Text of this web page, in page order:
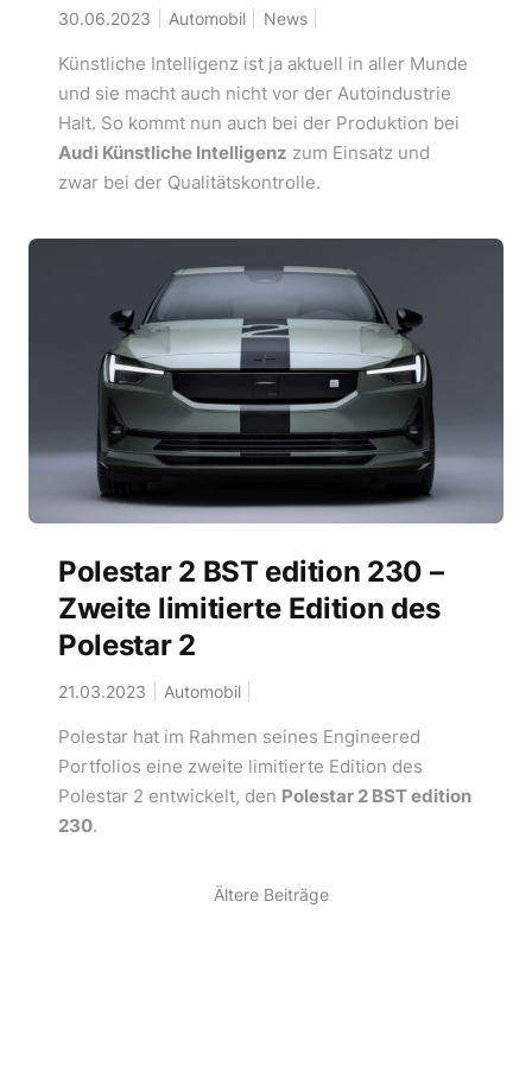
30.06.2023 Automobil News
Künstliche Intelligenz ist ja aktuell in aller Munde
und sie macht auch nicht vor der Autoindustrie
Halt. So kommt nun auch bei der Produktion bei
Audi Künstliche Intelligenz zum Einsatz und
zwar bei der Qualitätskontrolle.
Polestar 2 BST edition 230 –
Zweite limitierte Edition des
Polestar 2
21.03.2023 Automobil
Polestar hat im Rahmen seines Engineered
Portfolios eine zweite limitierte Edition des
Polestar 2 entwickelt, den Polestar 2 BST edition
230.
Ältere Beiträge